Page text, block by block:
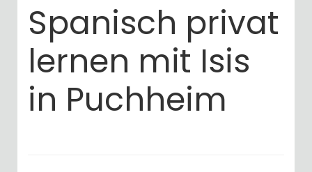
Spanisch privat
lernen mit Isis
in Puchheim